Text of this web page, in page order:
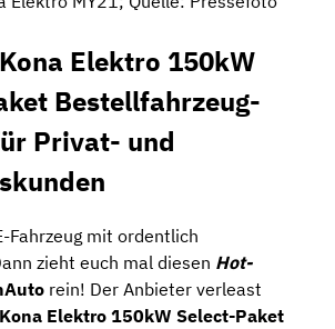
Elektro 150kW
Bestellfahrzeug-
Privat- und
Fahrzeug mit ordentlich
zieht euch mal diesen Hot-
rein! Der Anbieter verleast
Elektro 150kW Select-Paket